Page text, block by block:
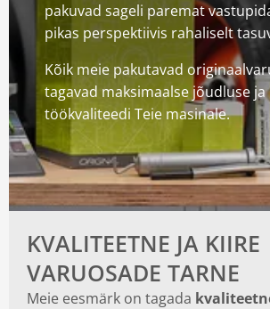
pakuvad sageli paremat
pikas perspektiivis rahaliselt
Kõik meie pakutavad
tagavad maksimaalse jõudluse
töökvaliteedi Teie masinale.
KVALITEETNE JA KIIRE
VARUOSADE TARNE
Meie eesmärk on tagada